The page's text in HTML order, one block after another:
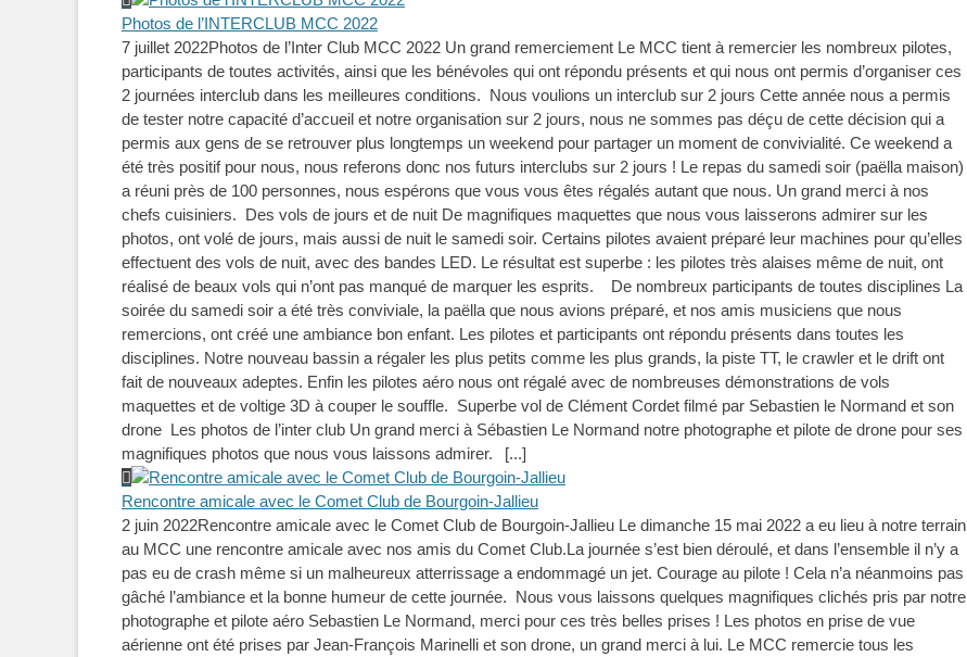
Photos de l’INTERCLUB MCC 2022
7 juillet 2022Photos de l’Inter Club MCC 2022 Un grand remerciement Le MCC tient à remercier les nombreux pilotes,
participants de toutes activités, ainsi que les bénévoles qui ont répondu présents et qui nous ont permis d’organiser ces
2 journées interclub dans les meilleures conditions. Nous voulions un interclub sur 2 jours Cette année nous a permis
de tester notre capacité d’accueil et notre organisation sur 2 jours, nous ne sommes pas déçu de cette décision qui a
permis aux gens de se retrouver plus longtemps un weekend pour partager un moment de convivialité. Ce weekend a
été très positif pour nous, nous referons donc nos futurs interclubs sur 2 jours ! Le repas du samedi soir (paëlla maison)
a réuni près de 100 personnes, nous espérons que vous vous êtes régalés autant que nous. Un grand merci à nos
chefs cuisiniers. Des vols de jours et de nuit De magnifiques maquettes que nous vous laisserons admirer sur les
photos, ont volé de jours, mais aussi de nuit le samedi soir. Certains pilotes avaient préparé leur machines pour qu’elles
effectuent des vols de nuit, avec des bandes LED. Le résultat est superbe : les pilotes très alaises même de nuit, ont
réalisé de beaux vols qui n’ont pas manqué de marquer les esprits. De nombreux participants de toutes disciplines La
soirée du samedi soir a été très conviviale, la paëlla que nous avions préparé, et nos amis musiciens que nous
remercions, ont créé une ambiance bon enfant. Les pilotes et participants ont répondu présents dans toutes les
disciplines. Notre nouveau bassin a régaler les plus petits comme les plus grands, la piste TT, le crawler et le drift ont
fait de nouveaux adeptes. Enfin les pilotes aéro nous ont régalé avec de nombreuses démonstrations de vols
maquettes et de voltige 3D à couper le souffle. Superbe vol de Clément Cordet filmé par Sebastien le Normand et son
drone Les photos de l’inter club Un grand merci à Sébastien Le Normand notre photographe et pilote de drone pour ses
magnifiques photos que nous vous laissons admirer.
[...]
Rencontre amicale avec le Comet Club de Bourgoin-Jallieu
2 juin 2022Rencontre amicale avec le Comet Club de Bourgoin-Jallieu Le dimanche 15 mai 2022 a eu lieu à notre terrain
au MCC une rencontre amicale avec nos amis du Comet Club.La journée s’est bien déroulé, et dans l’ensemble il n’y a
pas eu de crash même si un malheureux atterrissage a endommagé un jet. Courage au pilote ! Cela n’a néanmoins pas
gâché l’ambiance et la bonne humeur de cette journée. Nous vous laissons quelques magnifiques clichés pris par notre
photographe et pilote aéro Sebastien Le Normand, merci pour ces très belles prises ! Les photos en prise de vue
aérienne ont été prises par Jean-François Marinelli et son drone, un grand merci à lui. Le MCC remercie tous les